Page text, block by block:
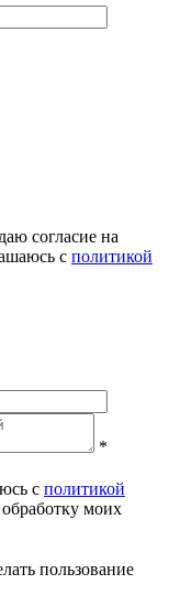
согласие на
с политикой
*
с политикой
моих
пользование